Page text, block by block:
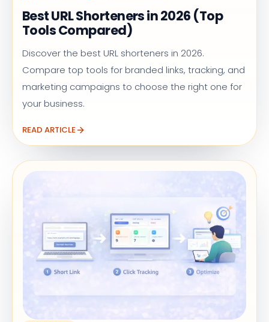
Best URL Shorteners in 2026 (Top
Tools Compared)
Discover the best URL shorteners in 2026.
Compare top tools for branded links, tracking, and
marketing campaigns to choose the right one for
your business.
READ ARTICLE